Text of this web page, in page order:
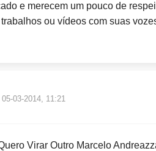
e merecem um pouco de
ou vídeos com suas
05-03-2014, 11:21
Virar Outro Marcelo